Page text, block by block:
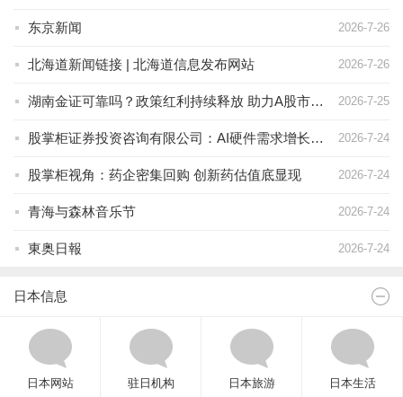
2026-7-26
东京新闻
2026-7-26
北海道新闻链接 | 北海道信息发布网站
2026-7-25
湖南金证可靠吗？政策红利持续释放 助力A股市场向好发展
2026-7-24
股掌柜证券投资咨询有限公司：AI硬件需求增长带动产业发展
2026-7-24
股掌柜视角：药企密集回购 创新药估值底显现
2026-7-24
青海与森林音乐节
2026-7-24
東奥日報
日本信息
日本网站 驻日机构 日本旅游 日本生活